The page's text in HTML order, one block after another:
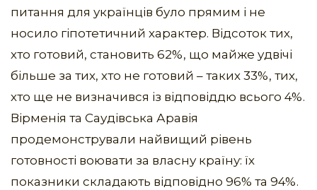
питання для українців було прямим і не
носило гіпотетичний характер. Відсоток тих,
хто готовий, становить 62%, що майже удвічі
більше за тих, хто не готовий – таких 33%, тих,
хто ще не визначився із відповіддю всього 4%.
Вірменія та Саудівська Аравія
продемонстрували найвищий рівень
готовності воювати за власну країну: їх
показники складають відповідно 96% та 94%.